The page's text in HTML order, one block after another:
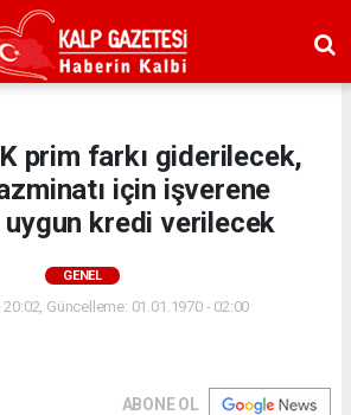
prim farkı giderilecek,
için işverene
uygun kredi verilecek
GENEL
20:02, Güncelleme: 01.01.1970 - 02:00
ABONE OL